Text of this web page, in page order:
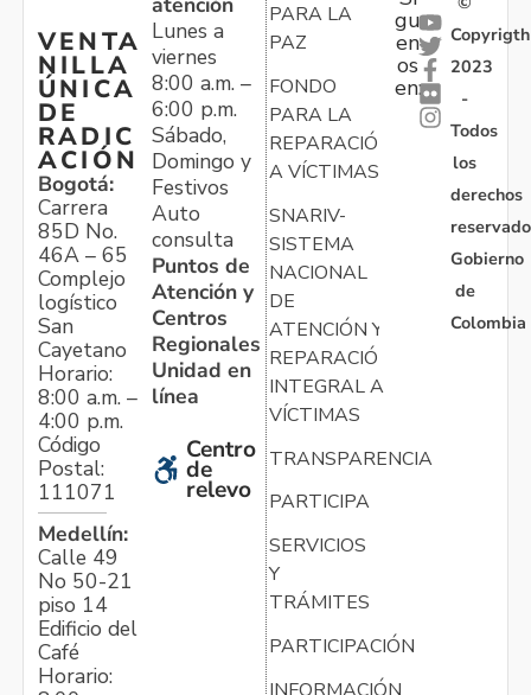
VENTA
NILLA
ÚNICA
DE
RADIC
ACIÓN
Bogotá:
Carrera
85D No.
46A – 65
Complejo
logístico
San
Cayetano
Horario:
8:00 a.m. –
4:00 p.m.
Código
Postal:
111071
Medellín:
Calle 49
No 50-21
piso 14
Edificio del
Café
Horario:
Lunes a
viernes
8:00 a.m. –
6:00 p.m.
Sábado,
Domingo y
Festivos
Auto
consulta
Puntos de
Atención y
Centros
Regionales
Unidad en
línea
Centro
de
relevo
PARA LA
PAZ
FONDO
PARA LA
REPARACIÓN
A VÍCTIMAS
SNARIV-
SISTEMA
NACIONAL
DE
ATENCIÓN Y
REPARACIÓN
INTEGRAL A
VÍCTIMAS
TRANSPARENCIA
PARTICIPA
SERVICIOS
Y
TRÁMITES
PARTICIPACIÓN
gu
en
os
en:
Copyrigth
2023
-
Todos
los
derechos
Gobierno
de
Colombia